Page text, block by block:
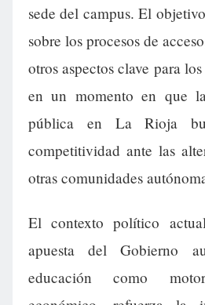
sede del campus. El
sobre los procesos de
otros aspectos clave para
en un momento en que
pública en La Rioja
competitividad ante las
otras comunidades
El contexto político
apuesta del Gobierno
educación como